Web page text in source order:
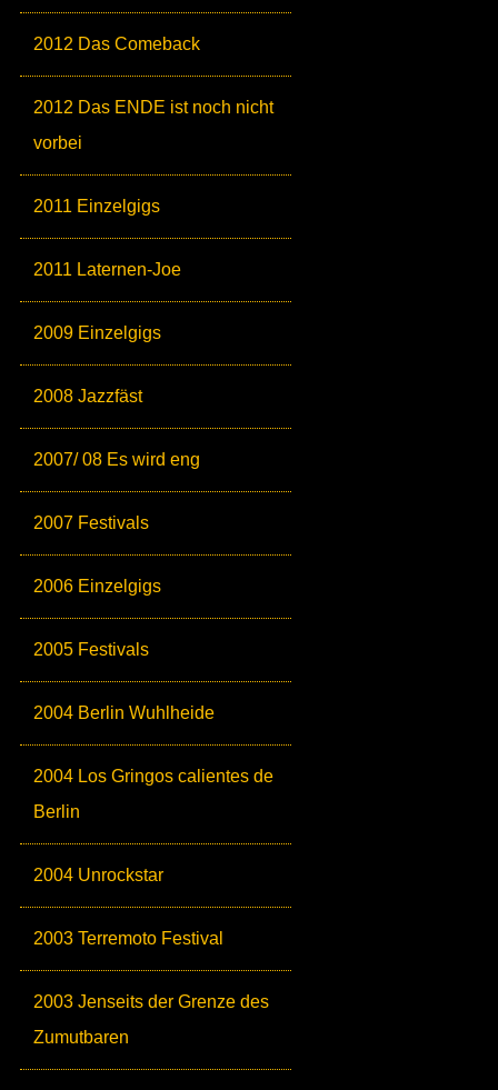
2012 Das Comeback
2012 Das ENDE ist noch nicht
vorbei
2011 Einzelgigs
2011 Laternen-Joe
2009 Einzelgigs
2008 Jazzfäst
2007/ 08 Es wird eng
2007 Festivals
2006 Einzelgigs
2005 Festivals
2004 Berlin Wuhlheide
2004 Los Gringos calientes de
Berlin
2004 Unrockstar
2003 Terremoto Festival
2003 Jenseits der Grenze des
Zumutbaren